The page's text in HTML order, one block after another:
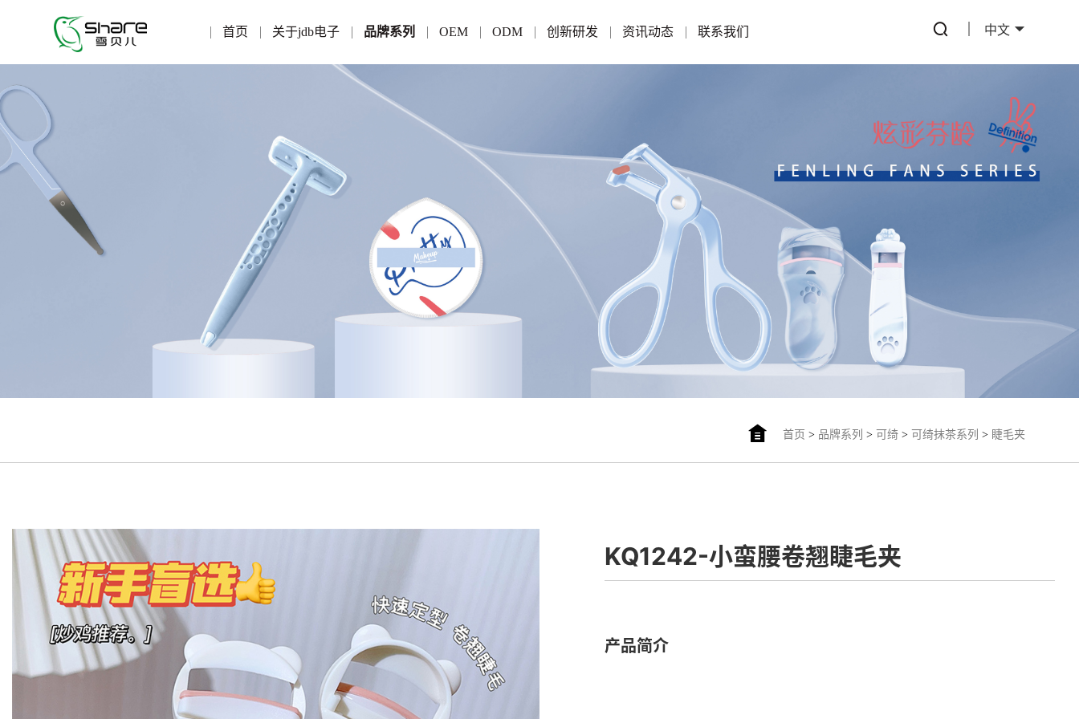
首页 关于jdb电子 品牌系列 OEM ODM 创新研发 资讯动态 联系我们 中文
首页 > 品牌系列 > 可绮> 可绮抹茶系列 > 睫毛夹
KQ1242-小蛮腰卷翘睫毛夹
产品简介